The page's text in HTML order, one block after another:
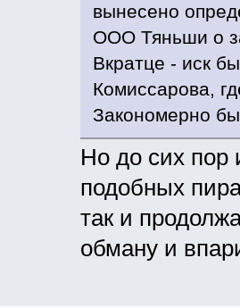
вынесено
ООО Тяньши о
Вкратце - иск
Комиссарова,
Закономерно
Но до сих пор
подобных
так и
обману и